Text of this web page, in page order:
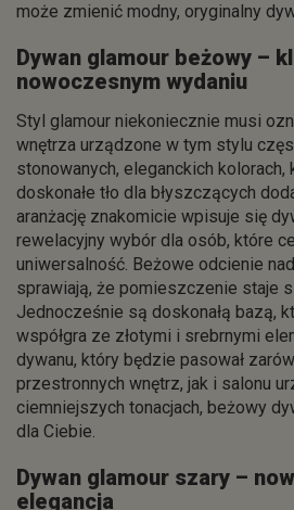
może zmienić modny, oryginalny
Dywan glamour beżowy –
nowoczesnym wydaniu
Styl glamour niekoniecznie musi
wnętrza urządzone w tym stylu
stonowanych, eleganckich kolorach,
doskonałe tło dla błyszczących
aranżację znakomicie wpisuje się
rewelacyjny wybór dla osób, które
uniwersalność. Beżowe odcienie
sprawiają, że pomieszczenie staje
Jednocześnie są doskonałą bazą,
współgra ze złotymi i srebrnymi
dywanu, który będzie pasował
przestronnych wnętrz, jak i salonu
ciemniejszych tonacjach, beżowy
dla Ciebie.
Dywan glamour szary –
elegancja